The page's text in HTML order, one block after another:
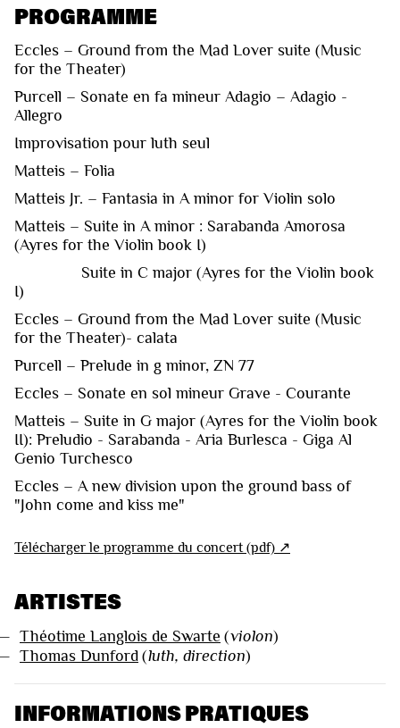
PROGRAMME
Eccles – Ground from the Mad Lover suite (Music
for the Theater)
Purcell – Sonate en fa mineur Adagio – Adagio -
Allegro
Improvisation pour luth seul
Matteis – Folia
Matteis Jr. – Fantasia in A minor for Violin solo
Matteis – Suite in A minor : Sarabanda Amorosa
(Ayres for the Violin book I)
Suite in C major (Ayres for the Violin book
I)
Eccles – Ground from the Mad Lover suite (Music
for the Theater)- calata
Purcell – Prelude in g minor, ZN 77
Eccles – Sonate en sol mineur Grave - Courante
Matteis – Suite in G major (Ayres for the Violin book
II): Preludio - Sarabanda - Aria Burlesca - Giga Al
Genio Turchesco
Eccles – A new division upon the ground bass of
"John come and kiss me"
Télécharger le programme du concert (pdf) ↗︎
ARTISTES
Théotime Langlois de Swarte (violon)
Thomas Dunford (luth, direction)
INFORMATIONS PRATIQUES